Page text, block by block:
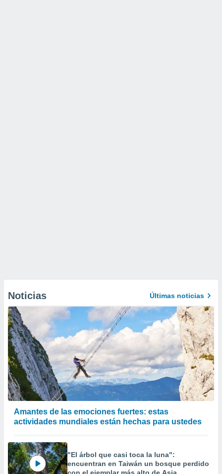
Noticias Últimas noticias
Amantes de las emociones fuertes: estas
actividades mundiales están hechas para ustedes
"El árbol que casi toca la luna":
encuentran en Taiwán un bosque perdido